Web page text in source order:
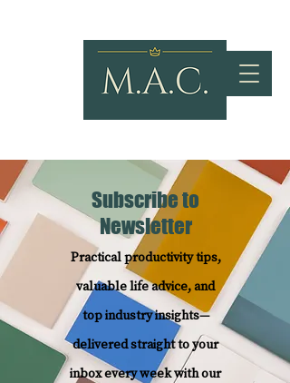
Subscribe to
Newsletter
Practical productivity tips,
valuable life advice, and
top industry insights—
delivered straight to your
inbox every week with our